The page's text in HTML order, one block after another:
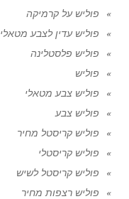
פוליש על קרמיקה
פוליש עדין לצבע מטאלי
פוליש פלסטלינה
פוליש
פוליש צבע מטאלי
פוליש צבע
פוליש קריסטל מחיר
פוליש קריסטלי
פוליש קריסטל לשיש
פוליש רצפות מחיר